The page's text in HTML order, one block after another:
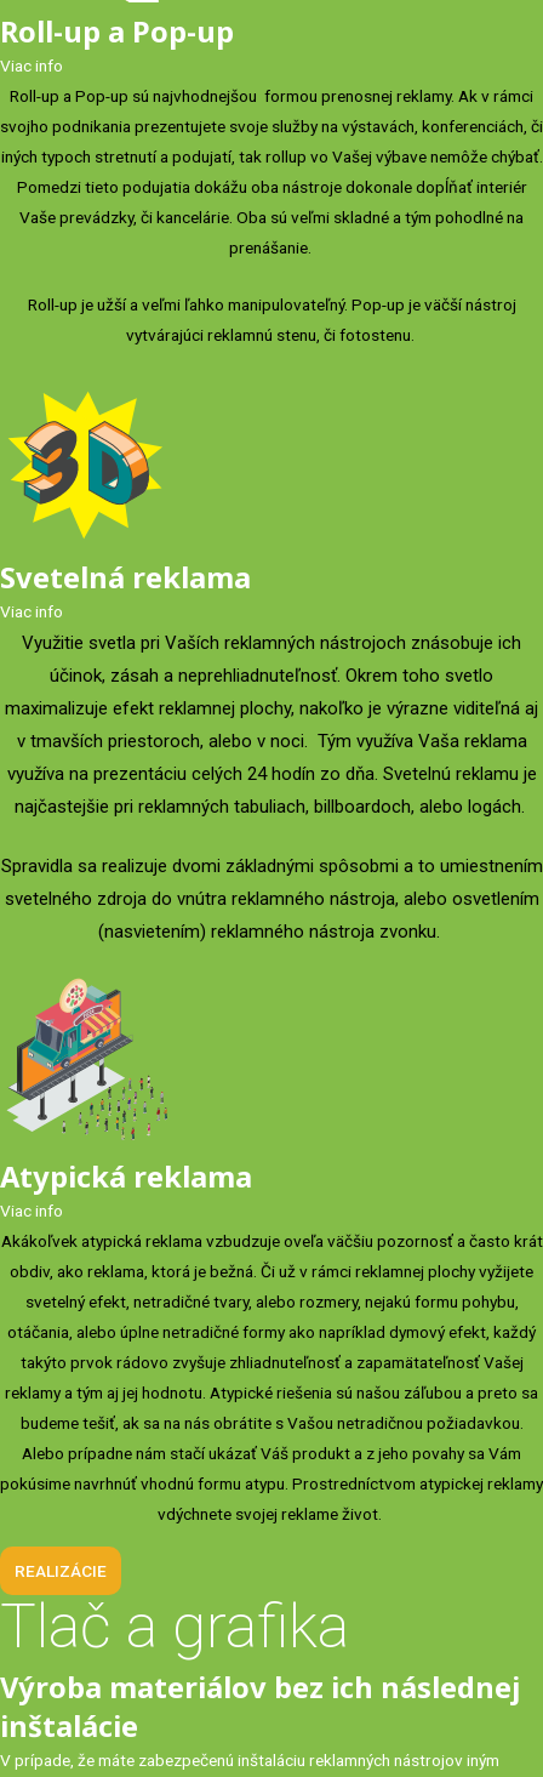
Roll-up a Pop-up
Viac info
Roll-up a Pop-up sú najvhodnejšou formou prenosnej reklamy. Ak v rámci
svojho podnikania prezentujete svoje služby na výstavách, konferenciách, či
iných typoch stretnutí a podujatí, tak rollup vo Vašej výbave nemôže chýbať.
Pomedzi tieto podujatia dokážu oba nástroje dokonale dopĺňať interiér
Vaše prevádzky, či kancelárie. Oba sú veľmi skladné a tým pohodlné na
prenášanie.
Roll-up je užší a veľmi ľahko manipulovateľný. Pop-up je väčší nástroj
vytvárajúci reklamnú stenu, či fotostenu.
Svetelná reklama
Viac info
Využitie svetla pri Vaších reklamných nástrojoch znásobuje ich
účinok, zásah a neprehliadnuteľnosť. Okrem toho svetlo
maximalizuje efekt reklamnej plochy, nakoľko je výrazne viditeľná aj
v tmavších priestoroch, alebo v noci. Tým využíva Vaša reklama
využíva na prezentáciu celých 24 hodín zo dňa. Svetelnú reklamu je
najčastejšie pri reklamných tabuliach, billboardoch, alebo logách.
Spravidla sa realizuje dvomi základnými spôsobmi a to umiestnením
svetelného zdroja do vnútra reklamného nástroja, alebo osvetlením
(nasvietením) reklamného nástroja zvonku.
Atypická reklama
Viac info
Akákoľvek atypická reklama vzbudzuje oveľa väčšiu pozornosť a často krát
obdiv, ako reklama, ktorá je bežná. Či už v rámci reklamnej plochy vyžijete
svetelný efekt, netradičné tvary, alebo rozmery, nejakú formu pohybu,
otáčania, alebo úplne netradičné formy ako napríklad dymový efekt, každý
takýto prvok rádovo zvyšuje zhliadnuteľnosť a zapamätateľnosť Vašej
reklamy a tým aj jej hodnotu. Atypické riešenia sú našou záľubou a preto sa
budeme tešiť, ak sa na nás obrátite s Vašou netradičnou požiadavkou.
Alebo prípadne nám stačí ukázať Váš produkt a z jeho povahy sa Vám
pokúsime navrhnúť vhodnú formu atypu. Prostredníctvom atypickej reklamy
vdýchnete svojej reklame život.
REALIZÁCIE
Tlač a grafika
Výroba materiálov bez ich následnej
inštalácie
V prípade, že máte zabezpečenú inštaláciu reklamných nástrojov iným